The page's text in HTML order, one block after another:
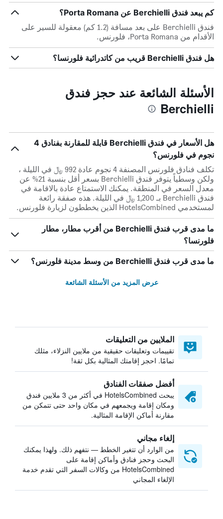
كم يبعد فندق Berchielli عن Porta Romana؟
فندق Berchielli على بعد مسافة (1.2 كم) معقولة للسير على
الأقدام من Porta Romana، فلورنس.
هل فندق Berchielli قريب من كاتدرائية فلورنسا؟
الأسئلة الشائعة عند حجز فندق
Berchielli
هل الأسعار في فندق Berchielli قابلة للمقارنة بفنادق 4
نجوم في فلورنس؟
تكلف فنادق فلورنس المصنفة 4 نجوم عادة 992 ﷼ في الليلة ،
ولكن وسطياً يتوفر فندق Berchielli بسعر أقل بنسبة 21% عن
معدل السعر في المنطقة. يمكنك الاستمتاع عادة بالاقامة في
فندق Berchielli بـ 1,200 ﷼ في الليلة. هذه صفقة رائعة
لمستخدمي HotelsCombined الذين يخططون لزيارة فلورنس.
ما مدى قرب فندق Berchielli من أقرب مطار، مطار
فلورنسا؟
ما مدى قرب فندق Berchielli من وسط مدينة فلورنس؟
عرض المزيد من الأسئلة الشائعة
الملايين من التعليقات
تقييمات وتعليقات حقيقية من ملايين النزلاء، مثلك
تمامًا. احجز إقامتك المثالية بكل ثقة!
أفضل صفقات الفنادق
يبحث HotelsCombined في أكثر من 3 ملايين فندق
ومكان إقامة ويجمعهم في مكان واحد حتى تتمكن من
مقارنة أماكن الإقامة المثالية.
إلغاء مجاني
من الوارد أن تتغير الخطط — نتفهم ذلك. ولهذا يمكنك
البحث وحجز فنادق وأماكن إقامة على
HotelsCombined من وكالات السفر التي تقدم خدمة
الإلغاء المجاني